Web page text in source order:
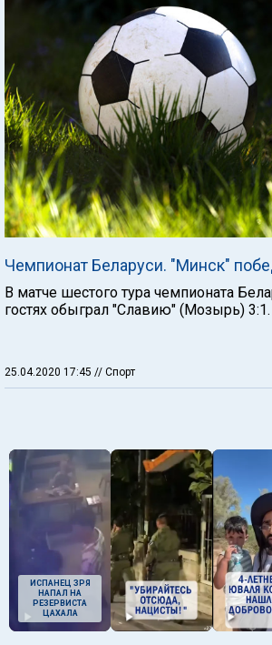
Чемпионат Беларуси. "Минск"
В матче шестого тура чемпионата
гостях обыграл "Славию" (Мозырь) 3:1.
25.04.2020 17:45 // Спорт
ИСПАНЕЦ ЗРЯ
НАПАЛ НА
РЕЗЕРВИСТА
ЦАХАЛА